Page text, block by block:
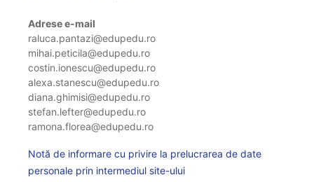
Adrese e-mail
raluca.pantazi@edupedu.ro
mihai.peticila@edupedu.ro
costin.ionescu@edupedu.ro
alexa.stanescu@edupedu.ro
diana.ghimisi@edupedu.ro
stefan.lefter@edupedu.ro
ramona.florea@edupedu.ro
Notă de informare cu privire la prelucrarea de date
personale prin intermediul site-ului